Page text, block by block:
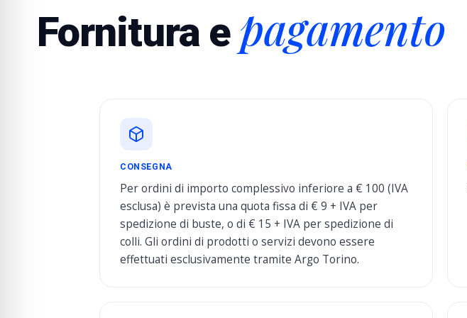
Fornitura e pagamento
CONSEGNA
Per ordini di importo complessivo inferiore a € 100 (IVA
esclusa) è prevista una quota fissa di € 9 + IVA per
spedizione di buste, o di € 15 + IVA per spedizione di
colli. Gli ordini di prodotti o servizi devono essere
effettuati esclusivamente tramite Argo Torino.